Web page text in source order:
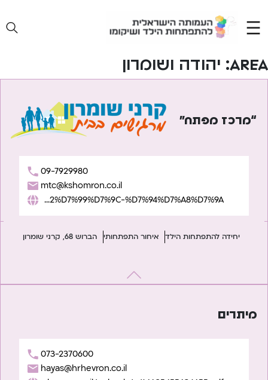
content
Area: יהודה ושומרון
“מרכז מפתח”
09-7929980
mtc@kshomron.co.il
https://www.karneishomron.co.il/%D7%9E%D7%A8%D7%9B%D7%96-%D7%9E%D7%A4%D7%AA%D7%97-%D7%94%D7%9E%D7%A8%D7%9B%D7%96-%D7%9C%D7%92%D7%99%D7%9C-%D7%94%D7%A8%D7%9A/
יחידה להתפתחות הילד איחור התפתחותי הברוש 68, קרני שומרון
מיתרים
073-2370600
hayas@hrhevron.co.il